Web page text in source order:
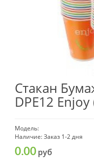
Стакан
DPE12
Модель:
Наличие: Заказ 1-2 дня
0.00руб